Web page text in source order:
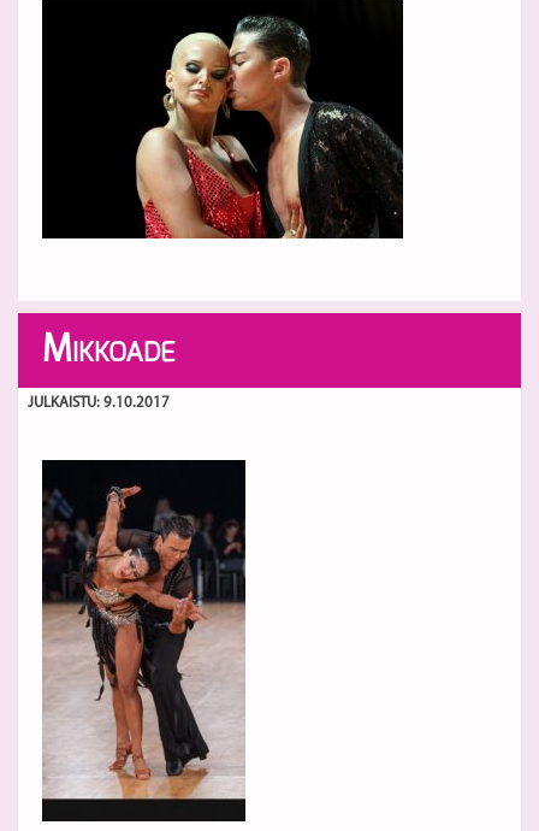
M IKKOADE
JULKAISTU: 9.10.2017